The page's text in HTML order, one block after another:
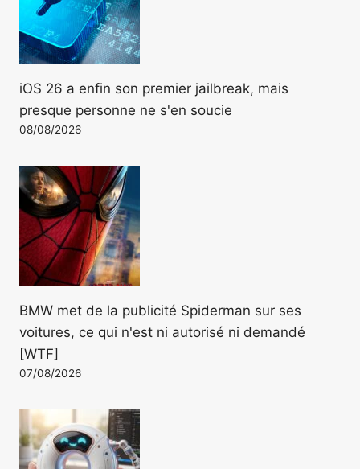
iOS 26 a enfin son premier jailbreak, mais
presque personne ne s'en soucie
08/08/2026
BMW met de la publicité Spiderman sur ses
voitures, ce qui n'est ni autorisé ni demandé
[WTF]
07/08/2026